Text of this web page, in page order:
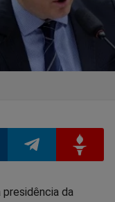
Compartilhar
presidência da